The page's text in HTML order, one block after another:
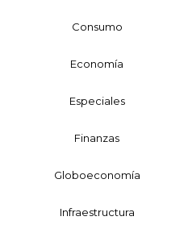
Consumo
Economía
Especiales
Finanzas
Globoeconomía
Infraestructura